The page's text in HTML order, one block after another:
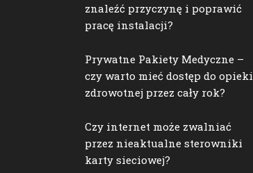
znaleźć przyczynę i poprawić
pracę instalacji?
Prywatne Pakiety Medyczne –
czy warto mieć dostęp do opieki
zdrowotnej przez cały rok?
Czy internet może zwalniać
przez nieaktualne sterowniki
karty sieciowej?